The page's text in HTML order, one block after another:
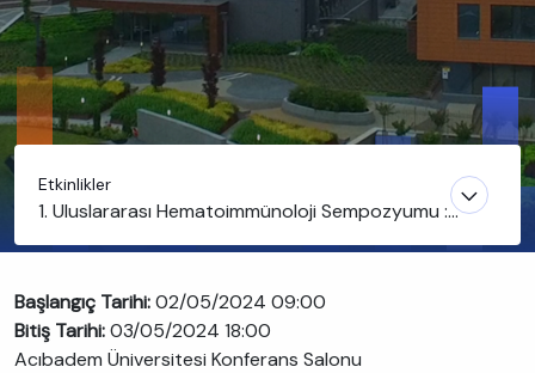
Etkinlikler
1. Uluslararası Hematoimmünoloji Sempozyumu :
Başlangıç Tarihi:02/05/2024 09:00
Bitiş Tarihi:03/05/2024 18:00
Acıbadem Üniversitesi Konferans Salonu